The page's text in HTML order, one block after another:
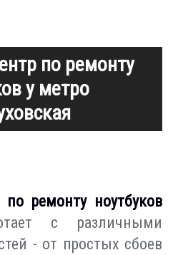
по ремонту
у метро
ремонту ноутбуков
с различными
- от простых сбоев